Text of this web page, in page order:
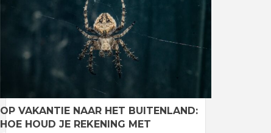
OP VAKANTIE NAAR HET BUITENLAND:
HOE HOUD JE REKENING MET